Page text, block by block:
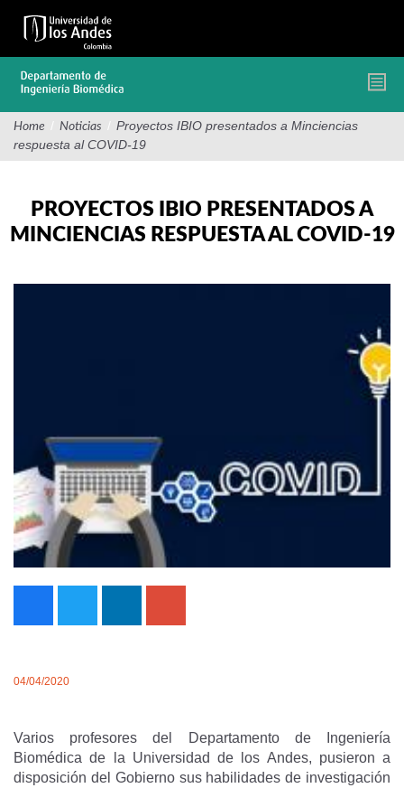
contenido
Home / Noticias / Proyectos IBIO presentados a Minciencias
respuesta al COVID-19
PROYECTOS IBIO PRESENTADOS A
MINCIENCIAS RESPUESTA AL COVID-19
04/04/2020
Varios profesores del Departamento de Ingeniería
Biomédica de la Universidad de los Andes, pusieron a
disposición del Gobierno sus habilidades de investigación